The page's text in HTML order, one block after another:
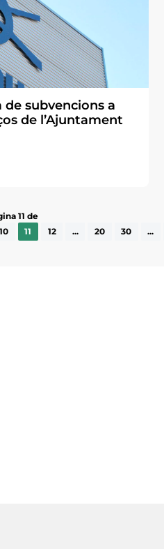
subvencions a
de l’Ajuntament
11 de
10 11 12 ... 20 30 ...